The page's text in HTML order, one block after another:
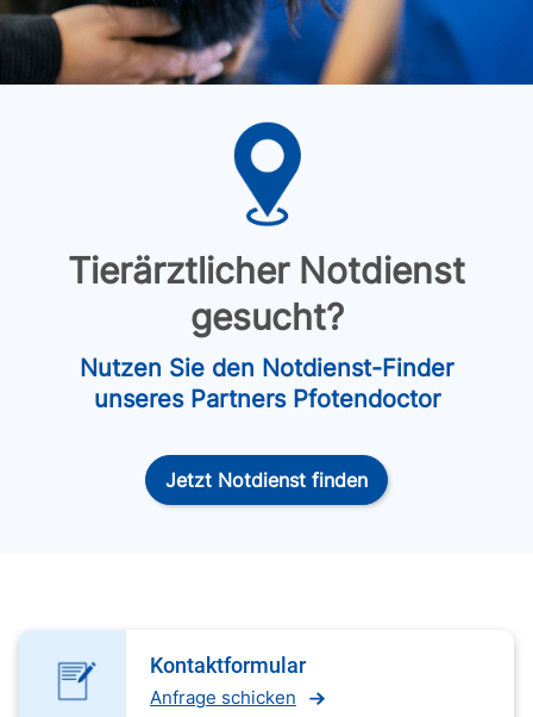
Tierärztlicher Notdienst
gesucht?
Nutzen Sie den Notdienst-Finder
unseres Partners Pfotendoctor
Jetzt Notdienst finden
Kontaktformular
Anfrage schicken